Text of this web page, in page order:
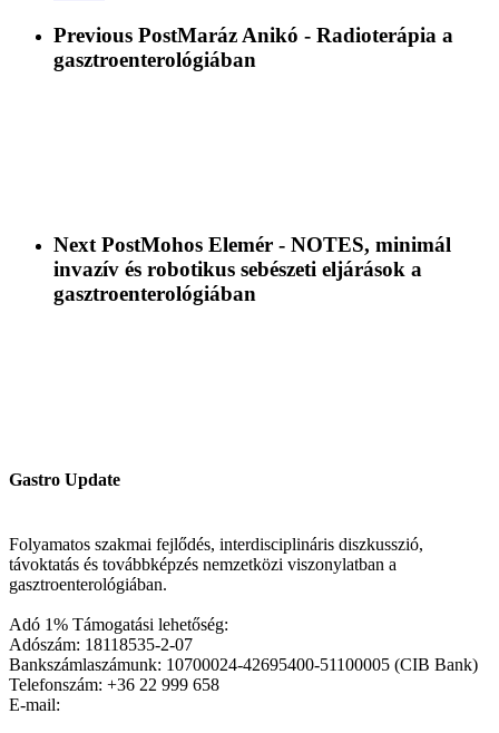
Previous PostMaráz Anikó - Radioterápia a
gasztroenterológiában
Next PostMohos Elemér - NOTES, minimál
invazív és robotikus sebészeti eljárások a
gasztroenterológiában
Gastro Update
Folyamatos szakmai fejlődés, interdisciplináris diszkusszió,
távoktatás és továbbképzés nemzetközi viszonylatban a
gasztroenterológiában.
Adó 1% Támogatási lehetőség:
Adószám: 18118535-2-07
Bankszámlaszámunk: 10700024-42695400-51100005 (CIB Bank)
Telefonszám: +36 22 999 658
E-mail: